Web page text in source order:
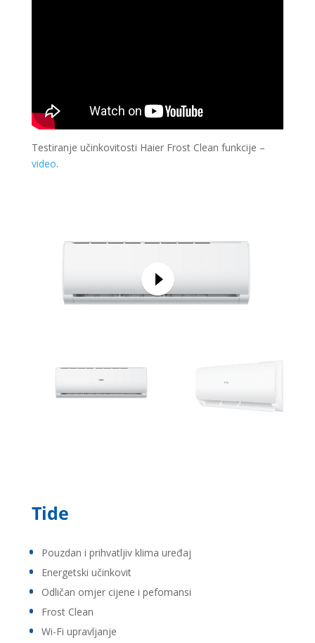
Testiranje učinkovitosti Haier Frost Clean funkcije –
video.
Tide
Pouzdan i prihvatljiv klima uređaj
Energetski učinkovit
Odličan omjer cijene i pefomansi
Frost Clean
Wi-Fi upravljanje